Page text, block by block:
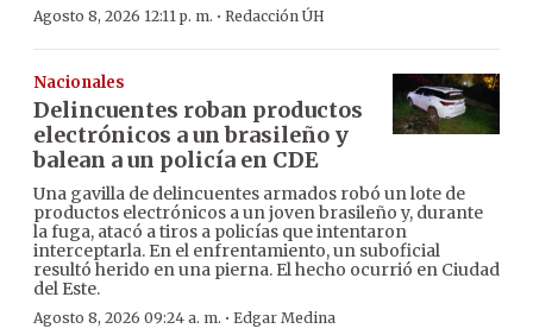
Agosto 8, 2026 12:11 p. m. · Redacción ÚH
Nacionales
Delincuentes roban productos
electrónicos a un brasileño y
balean a un policía en CDE
Una gavilla de delincuentes armados robó un lote de
productos electrónicos a un joven brasileño y, durante
la fuga, atacó a tiros a policías que intentaron
interceptarla. En el enfrentamiento, un suboficial
resultó herido en una pierna. El hecho ocurrió en Ciudad
del Este.
Agosto 8, 2026 09:24 a. m. · Edgar Medina